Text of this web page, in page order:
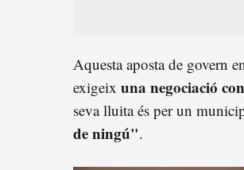
Aquesta aposta de govern
exigeix una negociació
seva lluita és per un
de ningú".